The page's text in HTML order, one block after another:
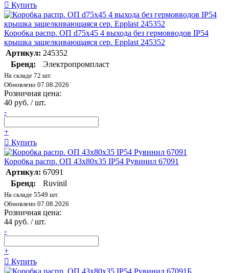
Купить
Коробка распр. ОП d75х45 4 выхода без гермовводов IP54
крышка защелкивающаяся сер. Epplast 245352
Артикул: 245352
Бренд:
Электропромпласт
На складе 72 шт.
Обновлено 07.08.2026
Розничная цена:
40 руб. / шт.
-
+
Купить
Коробка распр. ОП 43х80х35 IP54 Рувинил 67091
Артикул: 67091
Бренд:
Ruvinil
На складе 5549 шт.
Обновлено 07.08.2026
Розничная цена:
44 руб. / шт.
-
+
Купить